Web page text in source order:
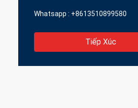
Whatsapp : +8613510899580
Tiếp Xúc